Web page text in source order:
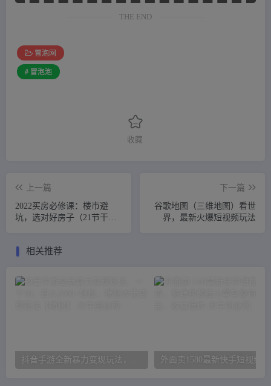
THE END
冒泡网
# 冒泡泡
收藏
上一篇
2022买房必修课：楼市避
坑，选对好房子（21节干货
下一篇
谷歌地图（三维地图）看世
界，最新火爆短视频玩法
相关推荐